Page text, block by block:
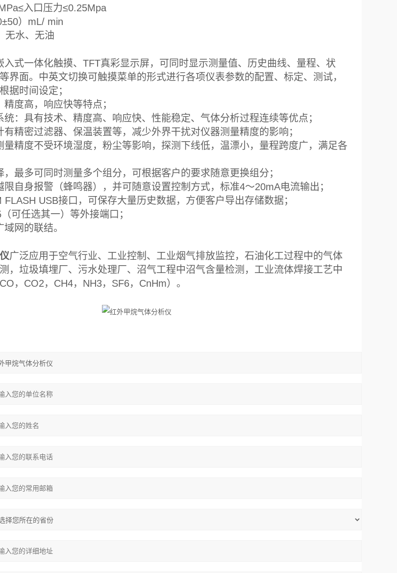
0.05 MPa≤入口压力≤0.25Mpa
：（400±50）mL/ min
求：无尘、无水、无油
入式一体化触摸、TFT真彩显示屏，可同时显示测量值、历史曲线、量程、状
界面。中英文切换可触摸菜单的形式进行各项仪表参数的配置、标定、测试，
据时间设定；
精度高，响应快等特点；
统：具有技术、精度高、响应快、性能稳定、气体分析过程连续等优点；
有精密过滤器、保温装置等，减少外界干扰对仪器测量精度的影响；
量精度不受环境湿度，粉尘等影响，探测下线低，温漂小，量程跨度广，满足各
，最多可同时测量多个组分，可根据客户的要求随意更换组分；
限自身报警（蜂鸣器），并可随意设置控制方式，标准4～20mA电流输出；
FLASH USB接口，可保存大量历史数据，方便客户导出存储数据；
可任选其一）等外接端口；
域网的联结。
广泛应用于空气行业、工业控制、工业烟气排放监控，石油化工过程中的气体
，垃圾填埋厂、污水处理厂、沼气工程中沼气含量检测，工业流体焊接工艺中
，CO2，CH4，NH3，SF6，CnHm）。